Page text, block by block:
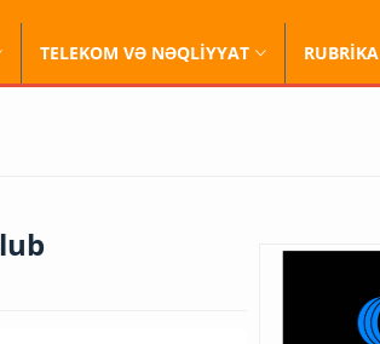
TELEKOM VƏ NƏQLİYYAT RUBRİKA